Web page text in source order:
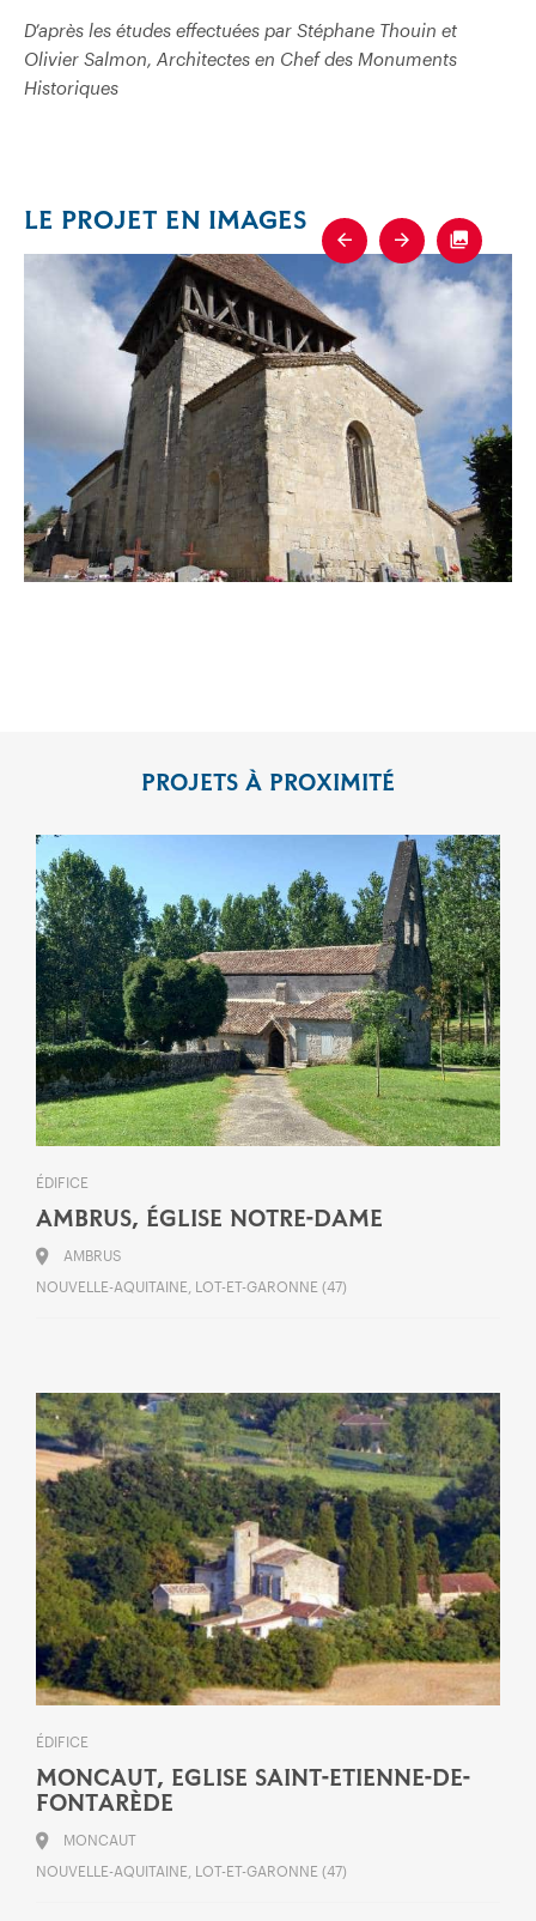
D’après les études effectuées par Stéphane Thouin et
Olivier Salmon, Architectes en Chef des Monuments
Historiques
LE PROJET EN IMAGES
Previous
Next
PROJETS À PROXIMITÉ
ÉDIFICE
AMBRUS, ÉGLISE NOTRE-DAME
AMBRUS
NOUVELLE-AQUITAINE, LOT-ET-GARONNE (47)
ÉDIFICE
MONCAUT, EGLISE SAINT-ETIENNE-DE-
FONTARÈDE
MONCAUT
NOUVELLE-AQUITAINE, LOT-ET-GARONNE (47)